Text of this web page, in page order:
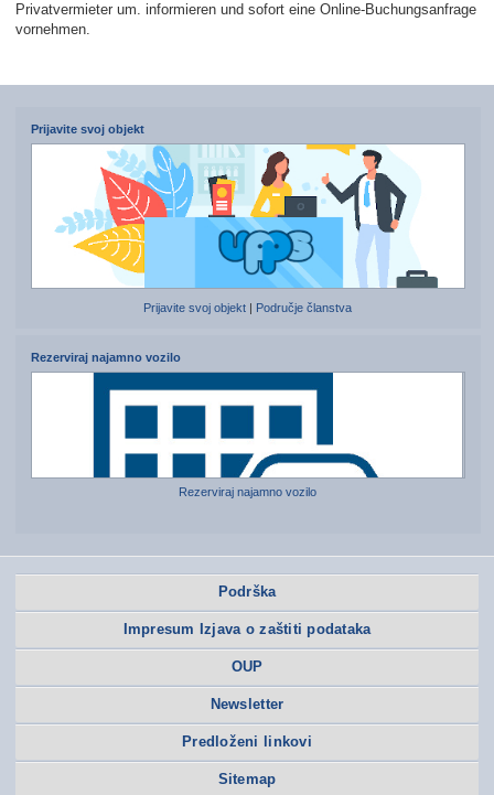
Privatvermieter um. informieren und sofort eine Online-Buchungsanfrage
vornehmen.
Prijavite svoj objekt
Prijavite svoj objekt Područje članstva
Rezerviraj najamno vozilo
Rezerviraj najamno vozilo
Podrška
Impresum Izjava o zaštiti podataka
OUP
Newsletter
Predloženi linkovi
Sitemap